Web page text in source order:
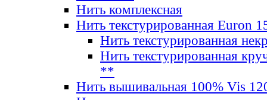
Нить комплексная
Нить текстурированная Euron
Нить текстурированная
Нить текстурированная
**
Нить вышивальная 100% Vis